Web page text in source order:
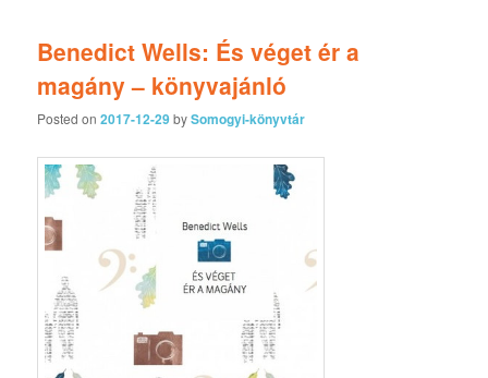
Benedict Wells: És ​véget ér a
magány – könyvajánló
Posted on2017-12-29bySomogyi-könyvtár